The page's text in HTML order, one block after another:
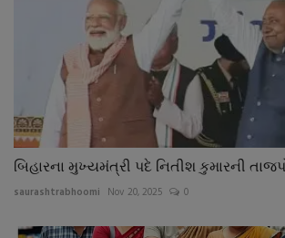
બિહારના મુખ્યમંત્રી પદે નિતીશ કુમારની
saurashtrabhoomi Nov 20, 2025 0